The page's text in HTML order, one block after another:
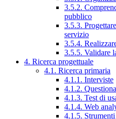
3.5.2.
pubblico
3.5.3.
servizio
3.5.4.
3.5.5. Validare
4. Ricerca progettuale
4.1. Ricerca primaria
4.1.1. Interviste
4.1.2.
4.1.3. Test di
4.1.4. Web
4.1.5. Strumenti